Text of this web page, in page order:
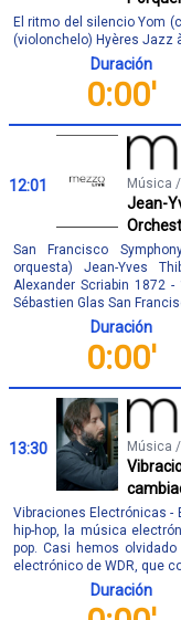
El ritmo del silencio Yom
(violonchelo) Hyères Jazz
Duración
0:00'
12:01 Música
Jean-
San Francisco
orquesta) Jean-Yves
Alexander Scriabin 1872
Sébastien Glas San
Duración
0:00'
13:30 Música
Vibraciones Electrónicas -
hip-hop, la música
pop. Casi hemos
electrónico de WDR, que
Duración